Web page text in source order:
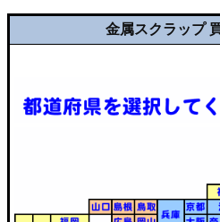
金属スクラップ